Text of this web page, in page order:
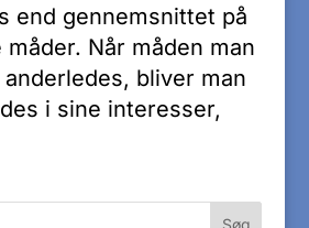
end gennemsnittet på
måder. Når måden man
bliver man
i sine interesser,